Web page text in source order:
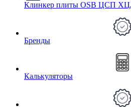
Клинкер плиты OSB ЦСП
Бренды
Калькуляторы